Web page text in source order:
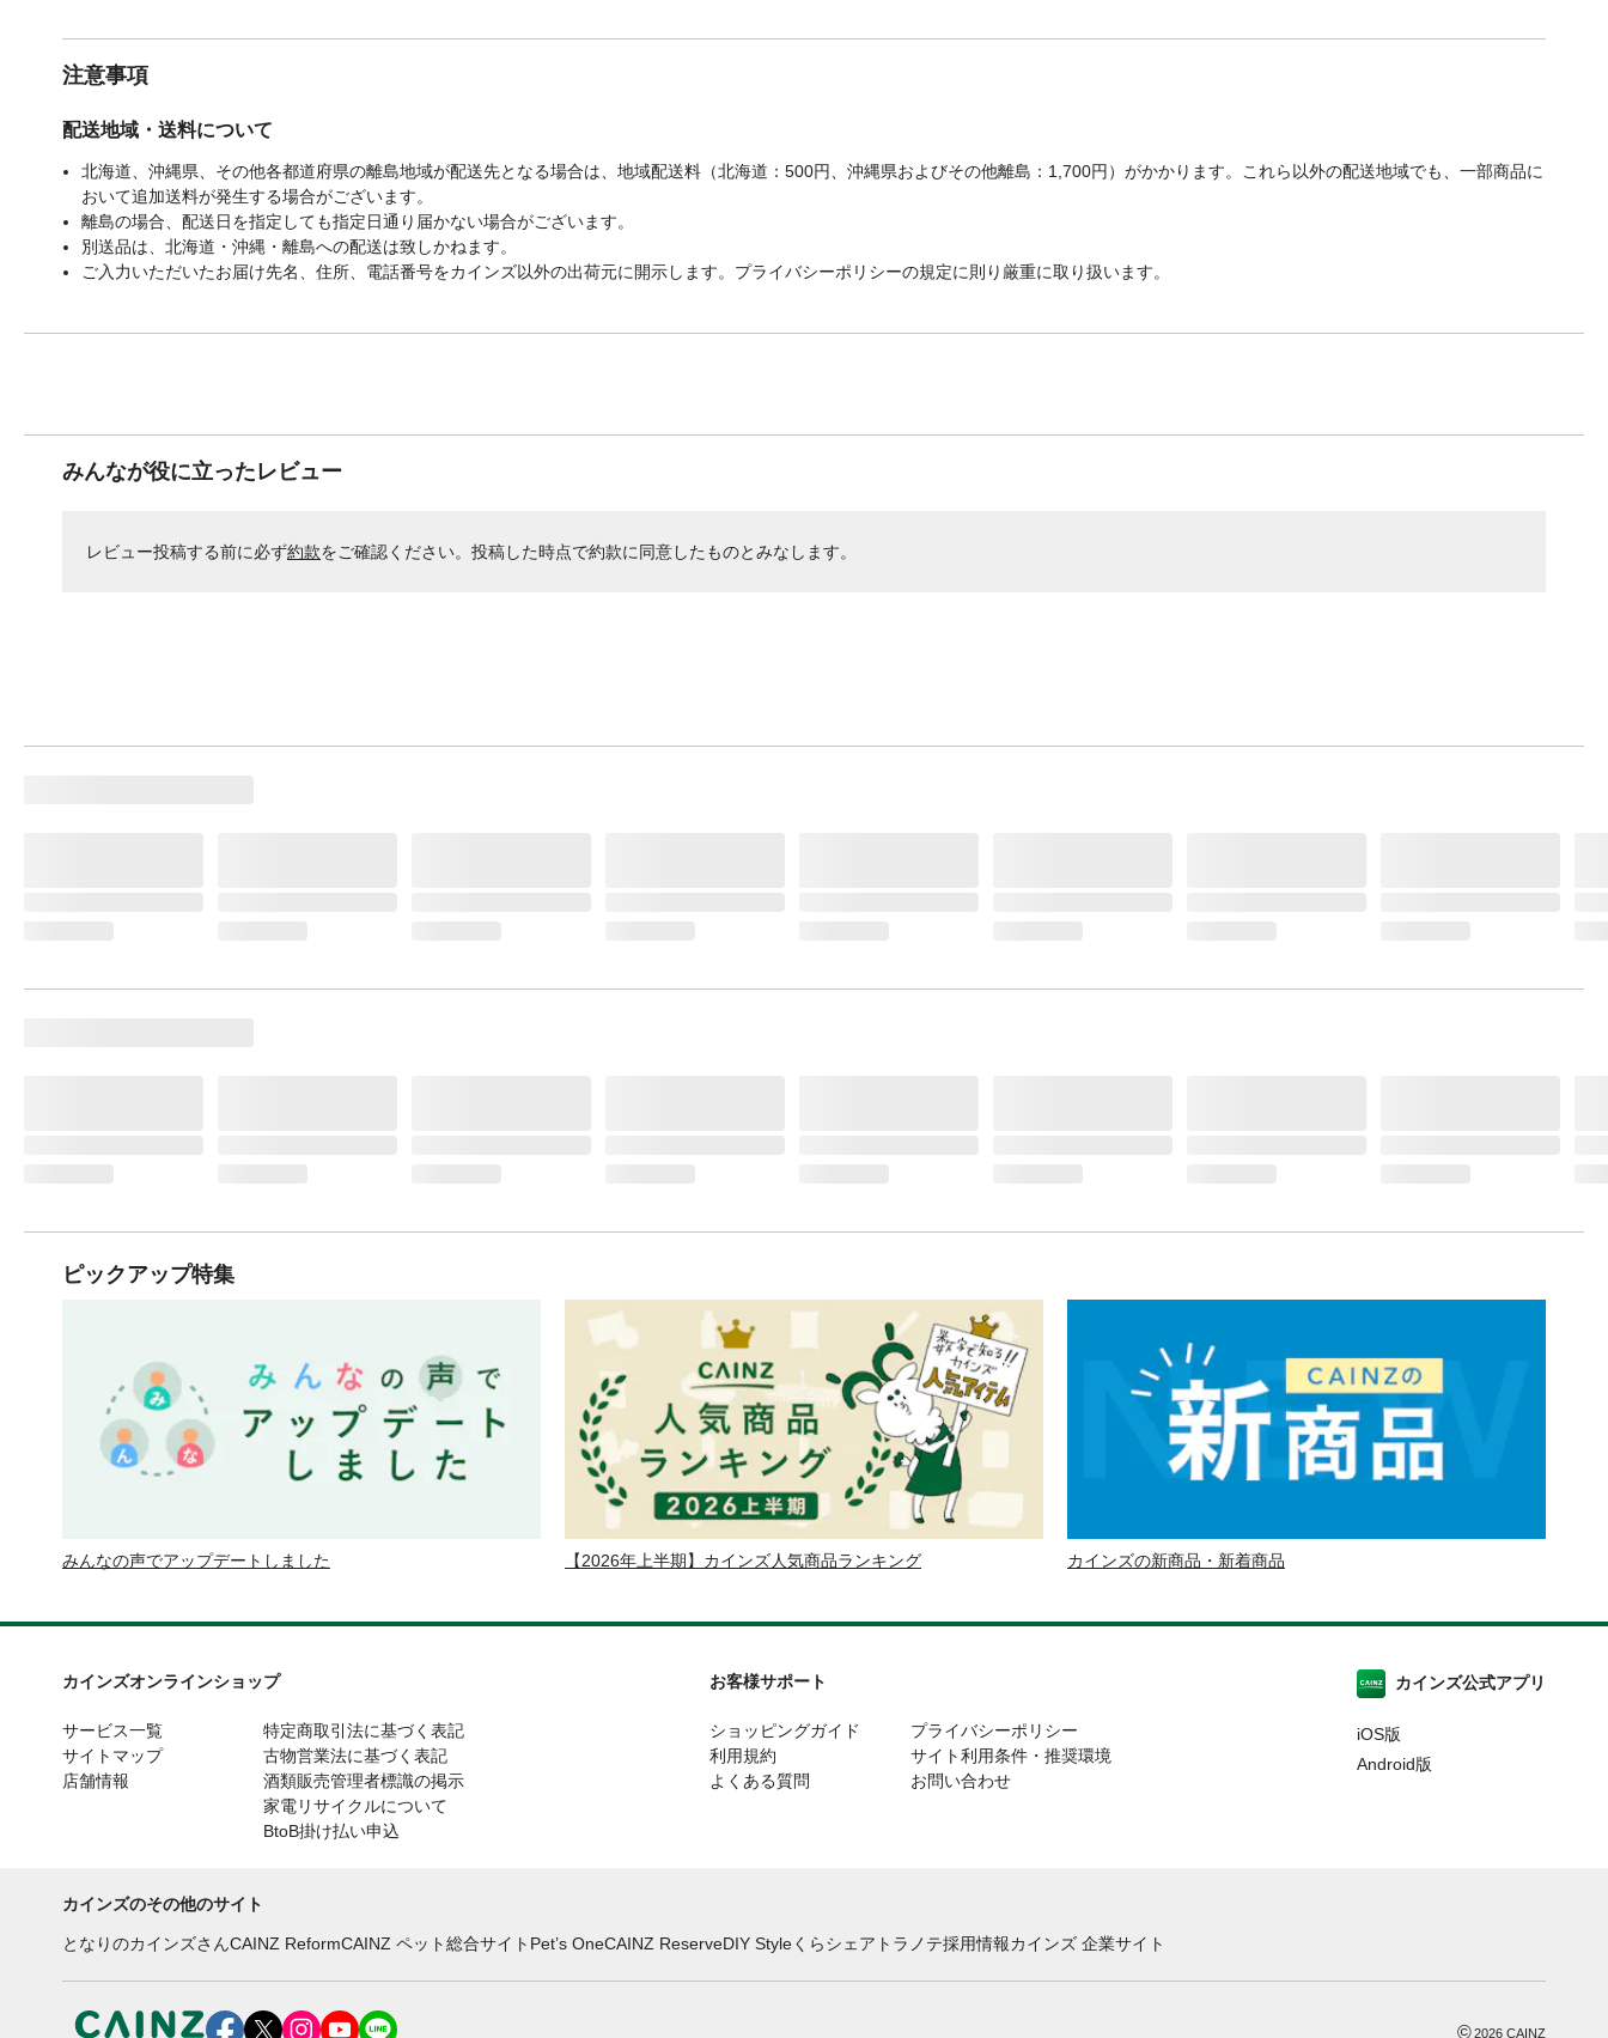
注意事項
配送地域・送料について
北海道、沖縄県、その他各都道府県の離島地域が配送先となる場合は、地域配送料（北海道：500円、沖縄県およびその他離島：1,700円）がかかります。これら以外の配送地域でも、一部商品に
おいて追加送料が発生する場合がございます。
離島の場合、配送日を指定しても指定日通り届かない場合がございます。
別送品は、北海道・沖縄・離島への配送は致しかねます。
ご入力いただいたお届け先名、住所、電話番号をカインズ以外の出荷元に開示します。プライバシーポリシーの規定に則り厳重に取り扱います。
みんなが役に立ったレビュー
レビュー投稿する前に必ず約款をご確認ください。投稿した時点で約款に同意したものとみなします。
ピックアップ特集
みんなの声でアップデートしました 【2026年上半期】カインズ人気商品ランキング カインズの新商品・新着商品
カインズオンラインショップ
サービス一覧
サイトマップ
店舗情報
特定商取引法に基づく表記
古物営業法に基づく表記
酒類販売管理者標識の掲示
家電リサイクルについて
BtoB掛け払い申込
お客様サポート
ショッピングガイド
利用規約
よくある質問
プライバシーポリシー
サイト利用条件・推奨環境
お問い合わせ
カインズ公式アプリ
iOS版
Android版
カインズのその他のサイト
となりのカインズさんCAINZ ReformCAINZ ペット総合サイト Pet’s OneCAINZ ReserveDIY Styleくらシェア トラノテ採用情報カインズ 企業サイト
©2026 CAINZ